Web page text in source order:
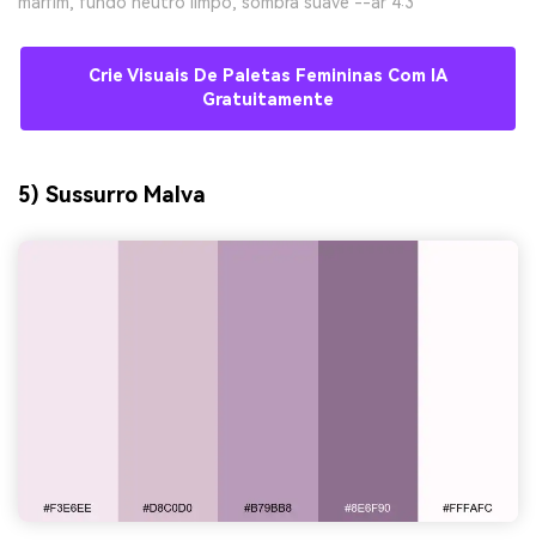
Crie Visuais De Paletas Femininas Com IA
Gratuitamente
5) Sussurro Malva